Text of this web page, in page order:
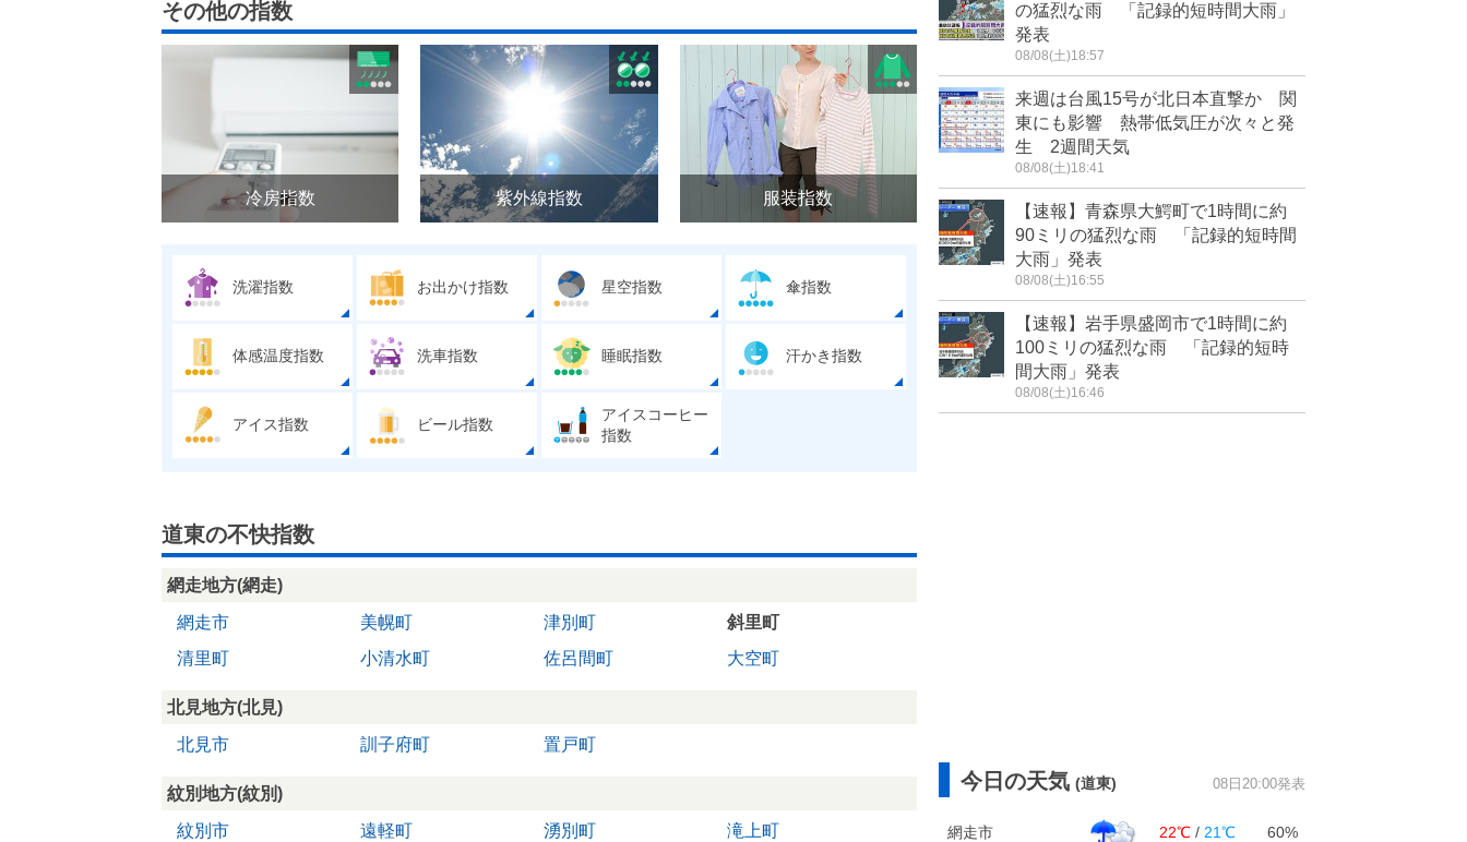
その他の指数
冷房指数 紫外線指数 服装指数
洗濯指数 お出かけ指数 星空指数 傘指数
体感温度指数 洗車指数 睡眠指数 汗かき指数
アイス指数 ビール指数
アイスコーヒー
指数
道東の不快指数
網走地方(網走)
網走市
美幌町 津別町
斜里町
清里町
小清水町 佐呂間町 大空町
北見地方(北見)
北見市
訓子府町 置戸町
紋別地方(紋別)
紋別市
遠軽町 湧別町
滝上町
の猛烈な雨 「記録的短時間大雨」
発表
08/08(土)18:57
来週は台風15号が北日本直撃か 関
東にも影響 熱帯低気圧が次々と発
生 2週間天気
08/08(土)18:41
【速報】青森県大鰐町で1時間に約
90ミリの猛烈な雨 「記録的短時間
大雨」発表
08/08(土)16:55
【速報】岩手県盛岡市で1時間に約
100ミリの猛烈な雨 「記録的短時
間大雨」発表
08/08(土)16:46
今日の天気 (道東) 08日20:00発表
網走市 22℃ / 21℃ 60%